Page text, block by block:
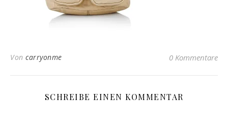
Von carryonme 0 Kommentare
SCHREIBE EINEN KOMMENTAR